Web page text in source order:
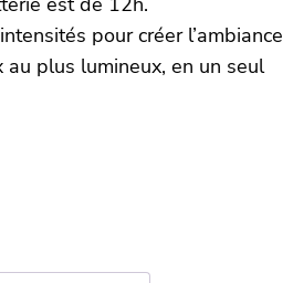
pour créer l’ambiance
plus lumineux, en un seul